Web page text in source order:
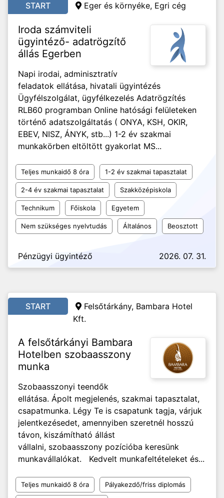
START Eger és környéke, Egri cég
Iroda számviteli
ügyintéző- adatrögzítő
állás Egerben
Napi irodai, adminisztratív
feladatok ellátása, hivatali ügyintézés
Ügyfélszolgálat, ügyfélkezelés Adatrögzítés
RLB60 programban Online hatósági felületeken
történő adatszolgáltatás ( ONYA, KSH, OKIR,
EBEV, NISZ, ÁNYK, stb...) 1-2 év szakmai
munkakörben eltöltött gyakorlat MS...
Teljes munkaidő 8 óra 1-2 év szakmai tapasztalat
2-4 év szakmai tapasztalat Szakközépiskola
Technikum Főiskola Egyetem
Nem szükséges nyelvtudás Általános Beosztott
Pénzügyi ügyintéző 2026. 07. 31.
START
Felsőtárkány, Bambara Hotel
Kft.
A felsőtárkányi Bambara
Hotelben szobaasszony
munka
Szobaasszonyi teendők
ellátása. Ápolt megjelenés, szakmai tapasztalat,
csapatmunka. Légy Te is csapatunk tagja, várjuk
jelentkezésedet, amennyiben szeretnél hosszú
távon, kiszámítható állást
vállalni, szobaasszony pozícióba keresünk
munkavállalókat. Kedvelt munkafeltételeket és...
Teljes munkaidő 8 óra Pályakezdő/friss diplomás